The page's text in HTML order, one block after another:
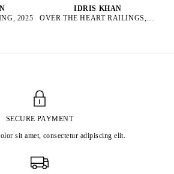
2025
IDRIS KHAN
OVER THE HEART RAILINGS, 2025
SECURE PAYMENT
sit amet, consectetur adipiscing elit.